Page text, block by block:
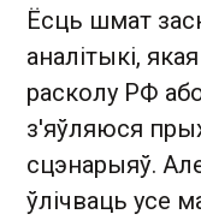
Ёсць шмат
аналітыкі,
расколу РФ
з'яўляюся
сцэнарыяў.
ўлічваць усе